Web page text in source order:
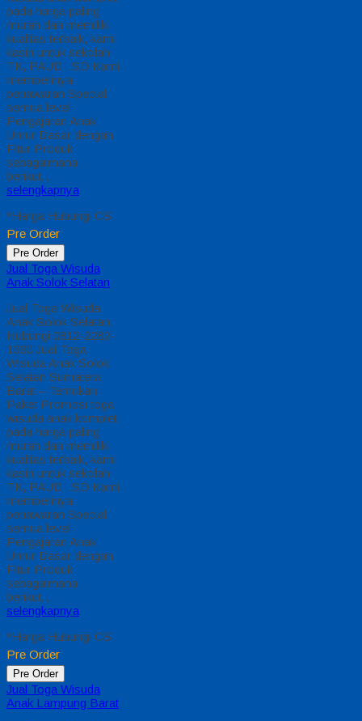
pada harga paling
murah dan memiliki
kualitas terbaik, kami
kasih untuk sekolah
TK, PAUD , SD Kami
memberinya
penawaran Special
semua level
Pengajaran Anak
Umur Dasar dengan
Fitur Produk
sebagaimana
berikut…
selengkapnya
*Harga Hubungi CS
Pre Order
Pre Order
Jual Toga Wisuda
Anak Solok Selatan
Jual Toga Wisuda
Anak Solok Selatan
Hubungi 0812-2282-
1060 Jual Toga
Wisuda Anak Solok
Selatan Sumatera
Barat – Temukan
Paket Promosi toga
wisuda anak komplet
pada harga paling
murah dan memiliki
kualitas terbaik, kami
kasih untuk sekolah
TK, PAUD , SD Kami
memberinya
penawaran Special
semua level
Pengajaran Anak
Umur Dasar dengan
Fitur Produk
sebagaimana
berikut…
selengkapnya
*Harga Hubungi CS
Pre Order
Pre Order
Jual Toga Wisuda
Anak Lampung Barat